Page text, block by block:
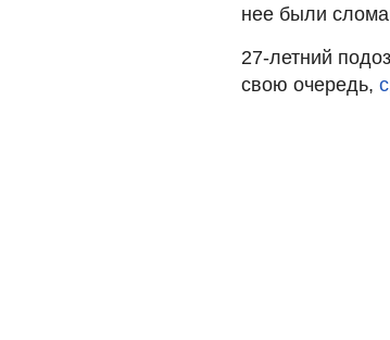
нее были
27-летний
свою очередь,